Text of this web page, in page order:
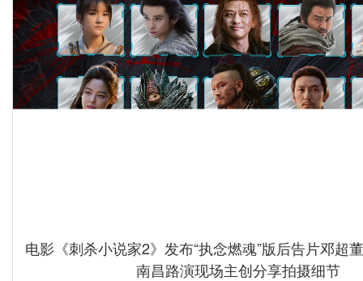
电影《刺杀小说家2》发布“执念燃魂”版后告片邓超
南昌路演现场主创分享拍摄细节